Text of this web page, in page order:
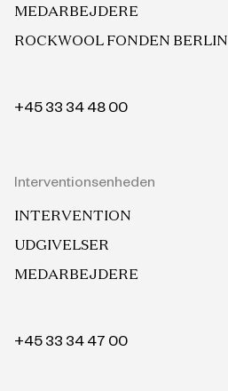
MEDARBEJDERE
ROCKWOOL FONDEN BERLIN
+45 33 34 48 00
Interventionsenheden
INTERVENTION
UDGIVELSER
MEDARBEJDERE
+45 33 34 47 00